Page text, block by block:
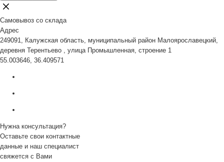
Самовывоз со склада
Адрес
249091, Калужская область, муниципальный район Малоярославецкий,
деревня Терентьево , улица Промышленная, строение 1
55.003646, 36.409571
Нужна консультация?
Оставьте свои контактные
данные и наш специалист
свяжется с Вами